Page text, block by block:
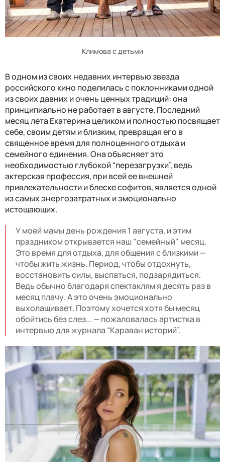
Климова с детьми
В одном из своих недавних интервью звезда
российского кино поделилась с поклонниками одной
из своих давних и очень ценных традиций: она
принципиально не работает в августе. Последний
месяц лета Екатерина целиком и полностью посвящает
себе, своим детям и близким, превращая его в
священное время для полноценного отдыха и
семейного единения. Она объясняет это
необходимостью глубокой “перезагрузки”, ведь
актерская профессия, при всей ее внешней
привлекательности и блеске софитов, является одной
из самых энергозатратных и эмоционально
истощающих.
У моей мамы день рождения 1 августа, и этим
праздником открывается наш "семейный" месяц.
Это время для отдыха, для общения с близкими —
чтобы жить жизнь. Период, чтобы отдохнуть,
восстановить силы, выспаться, подзарядиться.
Ведь обычно благодаря спектаклям я десять раз в
месяц плачу. А это очень эмоционально
выхолащивает. Поэтому хочется хотя бы месяц
обойтись без слез... — пожаловалась артистка в
интервью для журнала “Караван историй”.